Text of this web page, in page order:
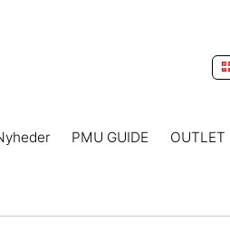
PMU GUIDE OUTLET